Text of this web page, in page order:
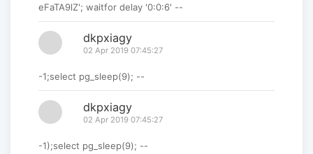
eFaTA9lZ'; waitfor delay '0:0:6' --
dkpxiagy
02 Apr 2019 07:45:27
-1;select pg_sleep(9); --
dkpxiagy
02 Apr 2019 07:45:27
-1);select pg_sleep(9); --